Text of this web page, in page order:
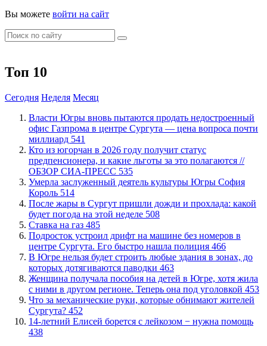
Вы можете войти на сайт
Топ 10
Сегодня Неделя Месяц
Власти Югры вновь пытаются продать недостроенный
офис Газпрома в центре Сургута — цена вопроса почти
миллиард 541
Кто из югорчан в 2026 году получит статус
предпенсионера, и какие льготы за это полагаются //
ОБЗОР СИА-ПРЕСС 535
​Умерла заслуженный деятель культуры Югры София
Король 514
​После жары в Сургут пришли дожди и прохлада: какой
будет погода на этой неделе 508
Ставка на газ 485
Подросток устроил дрифт на машине без номеров в
центре Сургута. Его быстро нашла полиция 466
В Югре нельзя будет строить любые здания в зонах, до
которых дотягиваются паводки 463
Женщина получала пособия на детей в Югре, хотя жила
с ними в другом регионе. Теперь она под уголовкой 453
​Что за механические руки, которые обнимают жителей
Сургута? 452
14-летний Елисей борется с лейкозом − нужна помощь
438